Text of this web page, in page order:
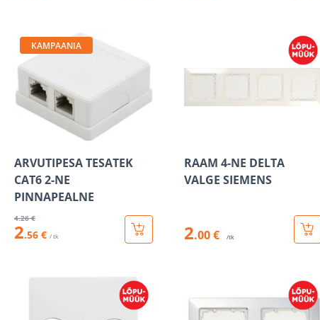
KAMPAANIA
ARVUTIPESA TESATEK
CAT6 2-NE
PINNAPEALNE
4.26 €
2.56 € / tk
RAAM 4-NE DELTA
VALGE SIEMENS
2.00 € /tk